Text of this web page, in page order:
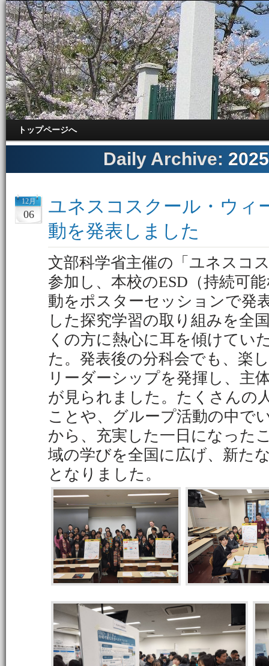
トップページへ
Daily Archive:
12月
06
ユネスコスクール・ウィ
動を発表しました
文部科学省主催の「ユネスコ
参加し、本校のESD（持続可
動をポスターセッションで発
した探究学習の取り組みを全
くの方に熱心に耳を傾けてい
た。発表後の分科会でも、楽
リーダーシップを発揮し、主
が見られました。たくさんの
ことや、グループ活動の中で
から、充実した一日になった
域の学びを全国に広げ、新た
となりました。